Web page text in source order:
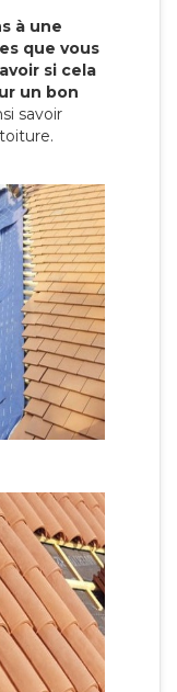
à une
que vous
si cela
un bon
savoir